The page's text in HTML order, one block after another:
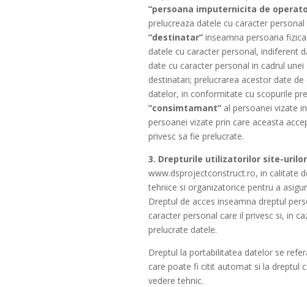
“persoana imputernicita de
prelucreaza datele cu caracter
“destinatar”inseamna persoana
datele cu caracter personal, indiferent
date cu caracter personal in cadrul
destinatari; prelucrarea acestor date
datelor, in conformitate cu scopurile
“consimtamant”al persoanei vizate
persoanei vizate prin care aceasta
privesc sa fie prelucrate.
3. Drepturile utilizatorilor site-urilor
www.dsprojectconstruct.ro, in calitate
tehnice si organizatorice pentru a
Dreptul de acces inseamna dreptul
caracter personal care il privesc si, in
prelucrate datele.
Dreptul la portabilitatea datelor se
care poate fi citit automat si la dreptul
vedere tehnic.